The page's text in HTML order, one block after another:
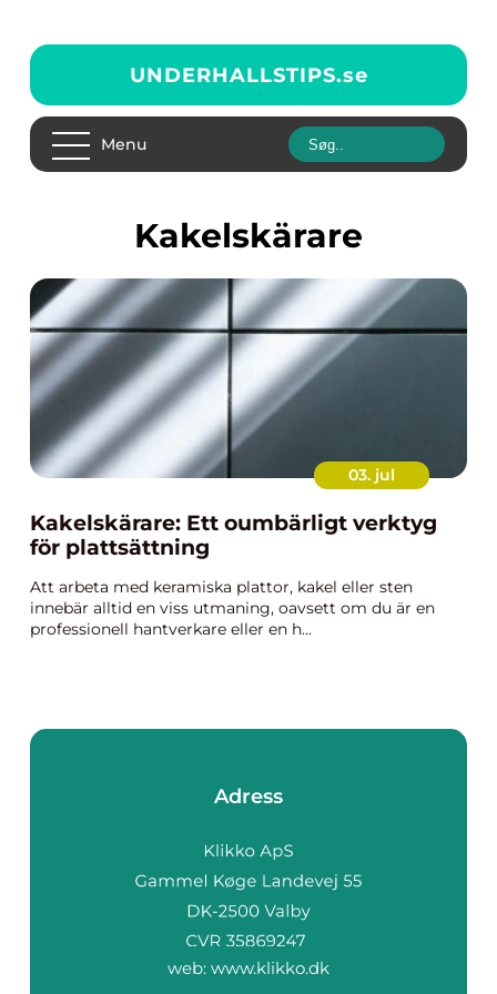
UNDERHALLSTIPS.se
Menu
Kakelskärare
03. jul
Kakelskärare: Ett oumbärligt verktyg
för plattsättning
Att arbeta med keramiska plattor, kakel eller sten
innebär alltid en viss utmaning, oavsett om du är en
professionell hantverkare eller en h...
Adress
web: www.klikko.dk